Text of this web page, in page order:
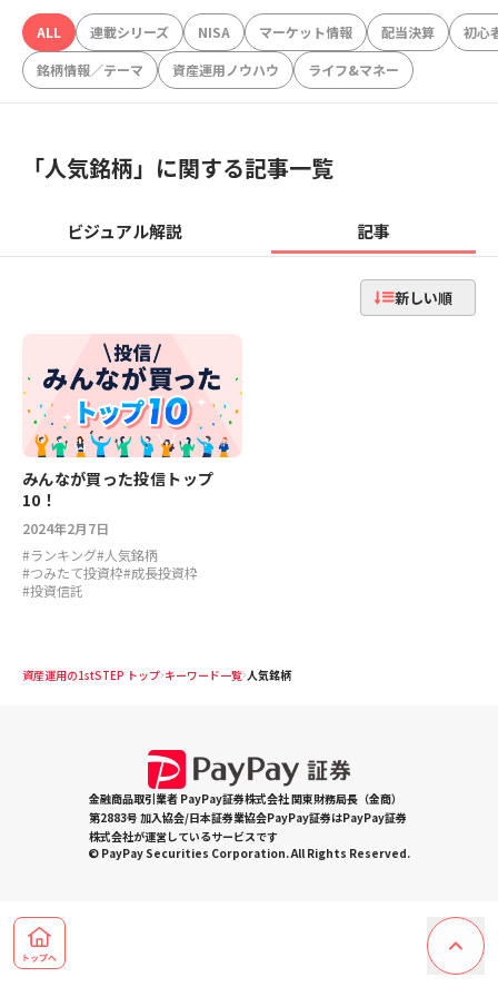
ALL 連載シリーズ NISA マーケット情報 配当決算
初心
銘柄情報／テーマ
資産運用ノウハウ ライフ&マネー
「人気銘柄」に関する記事一覧
ビジュアル解説 記事
新しい順
みんなが買った投信トップ
10！
2024年2月7日
#ランキング#人気銘柄
#つみたて投資枠#成長投資枠
#投資信託
資産運用の1stSTEP トップ キーワード一覧 人気銘柄
金融商品取引業者 PayPay証券株式会社 関東財務局長（金商）
第2883号 加入協会/日本証券業協会PayPay証券はPayPay証券
株式会社が運営しているサービスです
© PayPay Securities Corporation. All Rights Reserved.